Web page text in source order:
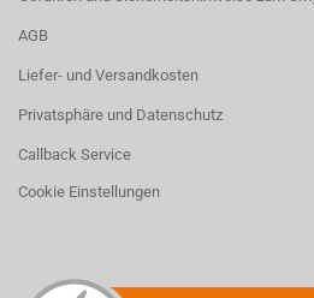
AGB
Liefer- und Versandkosten
Privatsphäre und Datenschutz
Callback Service
Cookie Einstellungen